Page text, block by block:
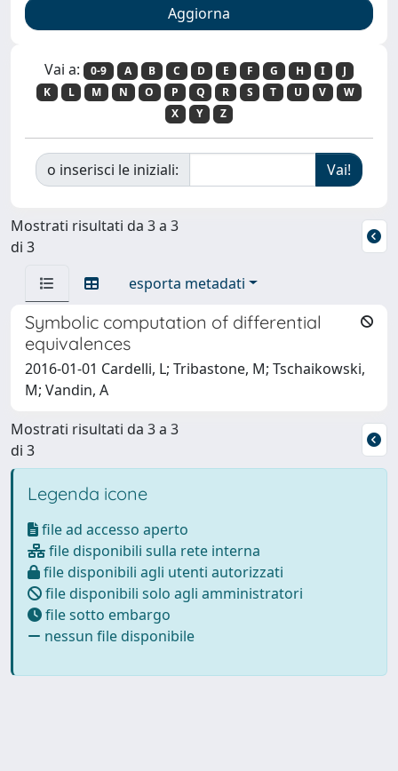
Vai a: 0-9 A B C D E F G H I
J
K
L M N O P Q R S T U V
W
X
Y Z
o inserisci le iniziali:
Mostrati risultati da 3 a 3
di 3
esporta metadati
Symbolic computation of differential
equivalences
2016-01-01 Cardelli, L; Tribastone, M; Tschaikowski,
M; Vandin, A
Mostrati risultati da 3 a 3
di 3
Legenda icone
file ad accesso aperto
file disponibili sulla rete interna
file disponibili agli utenti autorizzati
file disponibili solo agli amministratori
file sotto embargo
nessun file disponibile